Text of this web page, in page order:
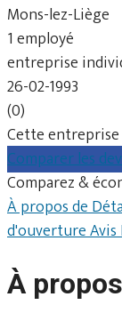
Mons-lez-Liège
1 employé
entreprise
26-02-1993
(0)
Cette entreprise
Comparer les
Comparez &
À propos de
d'ouvertureAvis
À